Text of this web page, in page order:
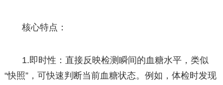
核心特点：
1.即时性：直接反映检测瞬间的血糖水平，类似
“快照”，可快速判断当前血糖状态。例如，体检时发现